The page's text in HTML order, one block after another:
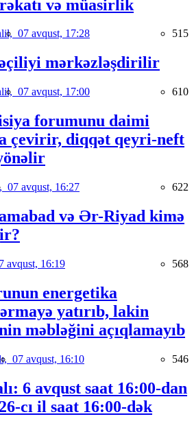
və müasirlik
07 avqust, 17:28 515
mərkəzləşdirilir
07 avqust, 17:00 610
forumunu daimi
çevirir, diqqət qeyri-neft
07 avqust, 16:27 622
və Ər-Riyad kimə
avqust, 16:19 568
energetika
yatırıb, lakin
məbləğini açıqlamayıb
07 avqust, 16:10 546
6 avqust saat 16:00-dan
cı il saat 16:00-dək